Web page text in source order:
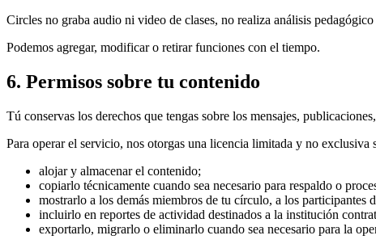
Circles no graba audio ni video de clases, no realiza análisis
Podemos agregar, modificar o retirar funciones con el tiempo.
6. Permisos sobre tu contenido
Tú conservas los derechos que tengas sobre los mensajes,
Para operar el servicio, nos otorgas una licencia limitada y no
alojar y almacenar el contenido;
copiarlo técnicamente cuando sea necesario para respaldo o
mostrarlo a los demás miembros de tu círculo, a los
incluirlo en reportes de actividad destinados a la institución
exportarlo, migrarlo o eliminarlo cuando sea necesario para la